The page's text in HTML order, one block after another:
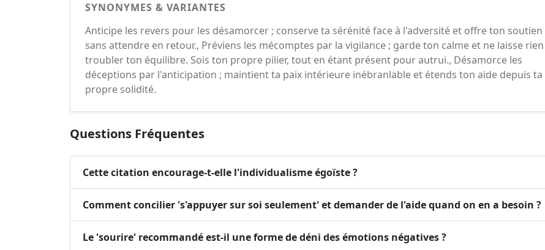
SYNONYMES & VARIANTES
Anticipe les revers pour les désamorcer ; conserve ta sérénité face à l'adversité et offre ton soutien
sans attendre en retour., Préviens les mécomptes par la vigilance ; garde ton calme et ne laisse rien
troubler ton équilibre. Sois ton propre pilier, tout en étant présent pour autrui., Désamorce les
déceptions par l'anticipation ; maintient ta paix intérieure inébranlable et étends ton aide depuis ta
propre solidité.
Questions Fréquentes
Cette citation encourage-t-elle l'individualisme égoïste ?
Comment concilier 's'appuyer sur soi seulement' et demander de l'aide quand on en a besoin ?
Le 'sourire' recommandé est-il une forme de déni des émotions négatives ?